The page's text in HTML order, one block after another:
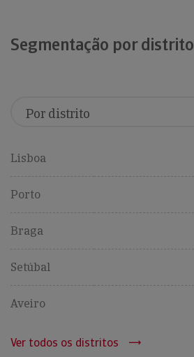
Segmentação por distrito
Lisboa
Porto
Braga
Setúbal
Aveiro
Ver todos os distritos